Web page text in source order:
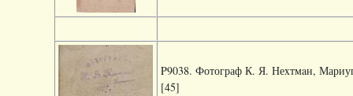
P9038. Фотограф К. Я. Неxтмaн,
[45]